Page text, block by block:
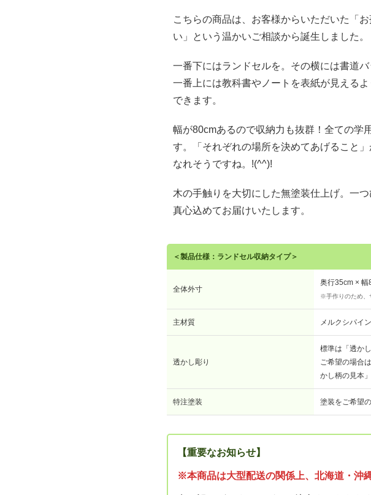
こちらの商品は、お客様からいただいた「
い」という温かいご相談から誕生しました。
一番下にはランドセルを。その横には書道バ
一番上には教科書やノートを表紙が見える
できます。
幅が80cmあるので収納力も抜群！全ての学
す。「それぞれの場所を決めてあげること
なれそうですね。!(^^)!
木の手触りを大切にした無塗装仕上げ。一
真心込めてお届けいたします。
＜製品仕様：ランドセル収納タイプ＞
全体外寸
奥行35cm × 幅
※手作りのため、
主材質 メルクシパイ
透かし彫り
標準は「透か
ご希望の場合
かし柄の見本
特注塗装 塗装をご希望
【重要なお知らせ】
※本商品は大型配送の関係上、北海道・沖